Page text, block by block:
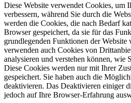
Diese Website verwendet Cookies, um
verbessern, während Sie durch die
werden die Cookies, die nach Bedarf
Browser gespeichert, da sie für das
grundlegenden Funktionen der Website
verwenden auch Cookies von
analysieren und verstehen können, wie
Diese Cookies werden nur mit Ihrer
gespeichert. Sie haben auch die
deaktivieren. Das Deaktivieren einiger
jedoch auf Ihre Browser-Erfahrung